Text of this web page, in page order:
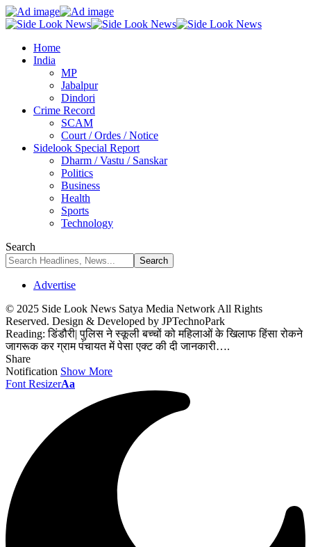
Home
India
MP
Jabalpur
Dindori
Crime Record
SCAM
Court / Ordes / Notice
Sidelook Special Report
Dharm / Vastu / Sanskar
Politics
Business
Health
Sports
Technology
Search
Advertise
© 2025 Side Look News Satya Media Network All Rights
Reserved. Design & Developed by JPTechnoPark
Reading: डिंडौरी| पुलिस ने स्कूली बच्चों को महिलाओं के खिलाफ हिंसा रोकने
जागरूक कर ग्राम पंचायत में पेसा एक्ट की दी जानकारी….
Share
Notification Show More
Font ResizerAa